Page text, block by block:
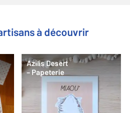
à découvrir
Azilis Desert
– Papeterie